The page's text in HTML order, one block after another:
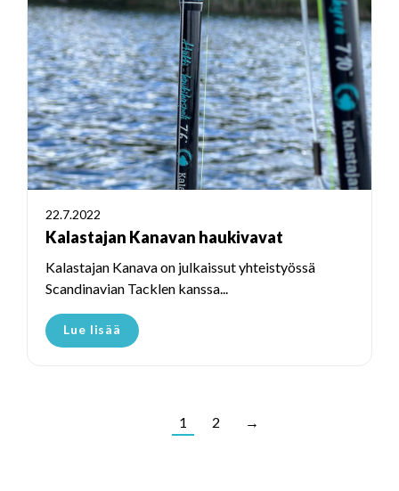
22.7.2022
Kalastajan Kanavan haukivavat
Kalastajan Kanava on julkaissut yhteistyössä
Scandinavian Tacklen kanssa...
Lue lisää
1 2 →